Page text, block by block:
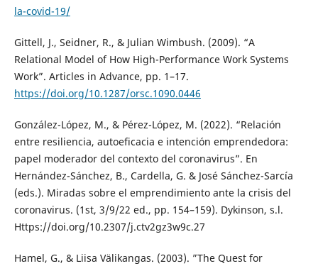
la-covid-19/
Gittell, J., Seidner, R., & Julian Wimbush. (2009). “A
Relational Model of How High-Performance Work Systems
Work”. Articles in Advance, pp. 1–17.
https://doi.org/10.1287/orsc.1090.0446
González-López, M., & Pérez-López, M. (2022). “Relación
entre resiliencia, autoeficacia e intención emprendedora:
papel moderador del contexto del coronavirus”. En
Hernández-Sánchez, B., Cardella, G. & José Sánchez-Sarcía
(eds.). Miradas sobre el emprendimiento ante la crisis del
coronavirus. (1st, 3/9/22 ed., pp. 154–159). Dykinson, s.l.
Https://doi.org/10.2307/j.ctv2gz3w9c.27
Hamel, G., & Liisa Välikangas. (2003). ”The Quest for